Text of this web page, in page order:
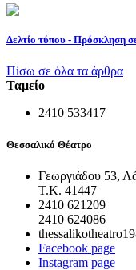
Δελτίο τύπου - Πρόσκληση
Πίσω σε όλα τα άρθρα
Ταμείο
2410 533417
Θεσσαλικό Θέατρο
Γεωργιάδου 53,
Τ.Κ. 41447
2410 621209
2410 624086
Facebook page
Instagram page